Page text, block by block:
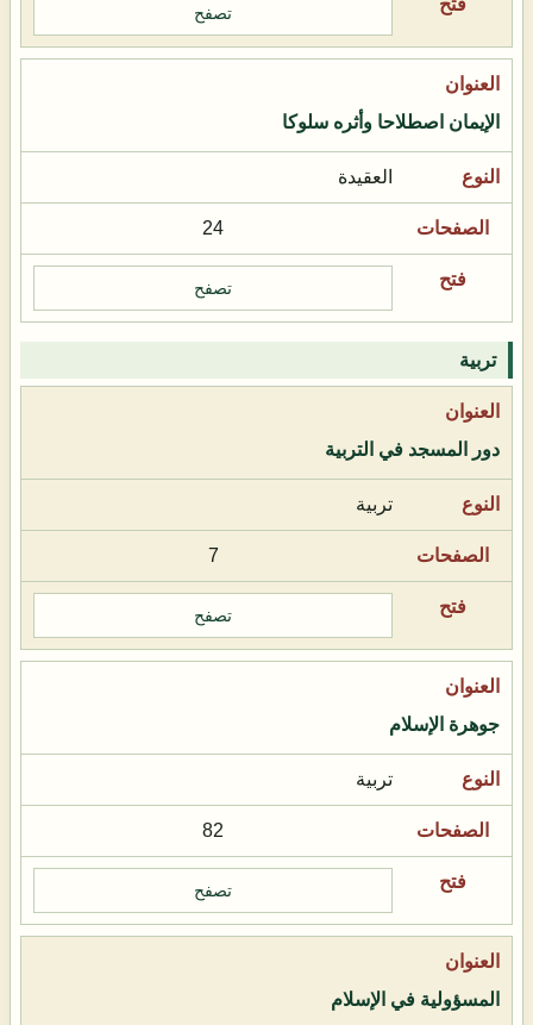
تصفح
الإيمان اصطلاحا وأثره سلوكا
العقيدة
24
تصفح
تربية
دور المسجد في التربية
تربية
7
تصفح
جوهرة الإسلام
تربية
82
تصفح
المسؤولية في الإسلام